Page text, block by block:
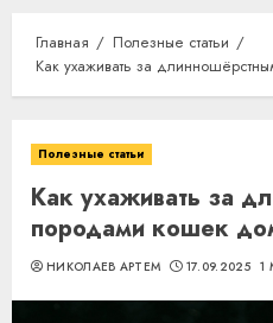
Главная
Полезные статьи
Как ухаживать за
Полезные статьи
Как ухаживать за
породами кошек
НИКОЛАЕВ АРТЕМ 17.09.2025 1